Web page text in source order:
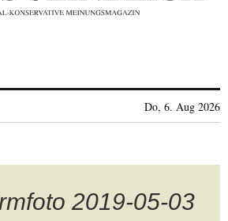
Do, 6. Aug 2026
2019-05-03